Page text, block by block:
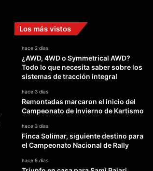
Los más vistos
hace 2 días
¿AWD, 4WD o Symmetrical AWD?
Todo lo que necesita saber sobre los
sistemas de tracción integral
hace 3 días
Remontadas marcaron el inicio del
Campeonato de Invierno de Kartismo
hace 3 días
Finca Solimar, siguiente destino para
el Campeonato Nacional de Rally
hace 5 días